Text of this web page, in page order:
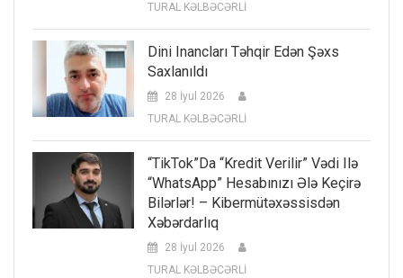
TURAL KƏLBƏCƏRLİ
Dini Inancları Təhqir Edən Şəxs
Saxlanıldı
28 İyul 2026
TURAL KƏLBƏCƏRLİ
“TikTok”da “kredit Verilir” Vədi Ilə
“WhatsApp” Hesabınızı Ələ Keçirə
Bilərlər! – Kibermütəxəssisdən
Xəbərdarlıq
28 İyul 2026
TURAL KƏLBƏCƏRLİ